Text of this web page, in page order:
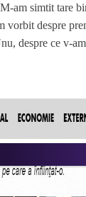
am simtit tare
despre
despre ce v-